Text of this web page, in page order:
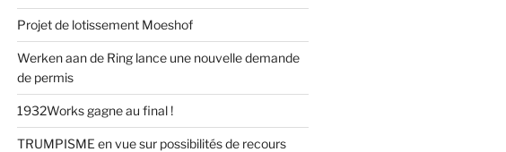
Projet de lotissement Moeshof
Werken aan de Ring lance une nouvelle demande
de permis
1932Works gagne au final !
TRUMPISME en vue sur possibilités de recours